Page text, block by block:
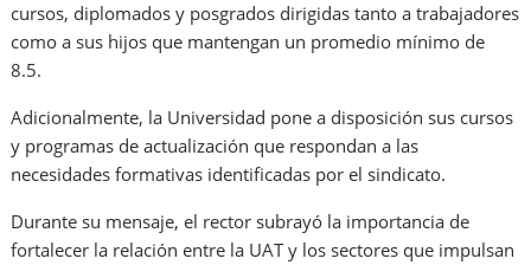
cursos, diplomados y posgrados dirigidas tanto a trabajadores
como a sus hijos que mantengan un promedio mínimo de
8.5.
Adicionalmente, la Universidad pone a disposición sus cursos
y programas de actualización que respondan a las
necesidades formativas identificadas por el sindicato.
Durante su mensaje, el rector subrayó la importancia de
fortalecer la relación entre la UAT y los sectores que impulsan